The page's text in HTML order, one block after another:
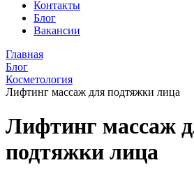
Контакты
Блог
Вакансии
Главная
Блог
Косметология
Лифтинг массаж для подтяжки лица
Лифтинг массаж
подтяжки лица